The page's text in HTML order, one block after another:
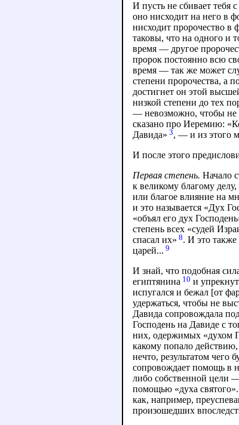
И пусть не сбивает тебя
оно нисходит на него в
нисходит пророчество в
таковы, что на одного и
время — другое
пророк постоянно всю
время — так же может
степени пророчества, а
достигнет он этой
низкой степени до тех
— невозможно, чтобы не
сказано про Иеремию:
Давида» 3, — и из этого
И после этого
Первая степень. Начало
к великому благому
или благое влияние на
и это называется «Дух
«объял его дух
степень всех «судей
спасал их» 8. И это
царей... 9
И знай, что подобная
египтянина 10 и
испугался и бежал [от
удержаться, чтобы не
Давида сопровождала
Господень на Давиде с
них, одержимых «духом
какому попало
нечто, результатом
сопровождает помощь в
либо собственной цели
помощью «духа
как, например,
произошедших